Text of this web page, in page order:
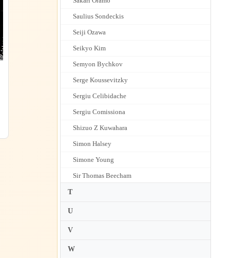
Saulius Sondeckis
Seiji Ozawa
Seikyo Kim
Semyon Bychkov
Serge Koussevitzky
Sergiu Celibidache
Sergiu Comissiona
Shizuo Z Kuwahara
Simon Halsey
Simone Young
Sir Thomas Beecham
T
U
V
W